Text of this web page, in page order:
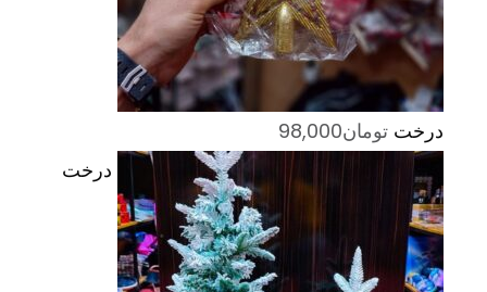
درخت تومان98,000
درخت